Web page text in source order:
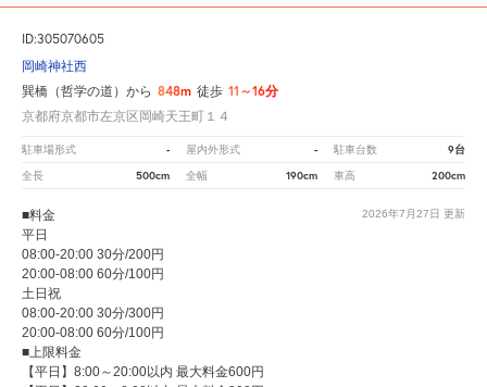
ID:305070605
岡崎神社西
巽橋（哲学の道）から 848m 徒歩 11～16分
京都府京都市左京区岡崎天王町１４
駐車場形式 - 屋内外形式 - 駐車台数 9台
全長 500cm 全幅 190cm 車高 200cm
2026年7月27日 更新
■料金
平日
08:00-20:00 30分/200円
20:00-08:00 60分/100円
土日祝
08:00-20:00 30分/300円
20:00-08:00 60分/100円
■上限料金
【平日】8:00～20:00以内 最大料金600円